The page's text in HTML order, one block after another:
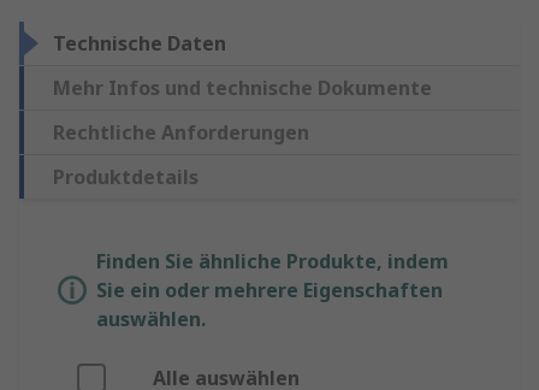
Technische Daten
Mehr Infos und technische Dokumente
Rechtliche Anforderungen
Produktdetails
Finden Sie ähnliche Produkte, indem
Sie ein oder mehrere Eigenschaften
auswählen.
Alle auswählen